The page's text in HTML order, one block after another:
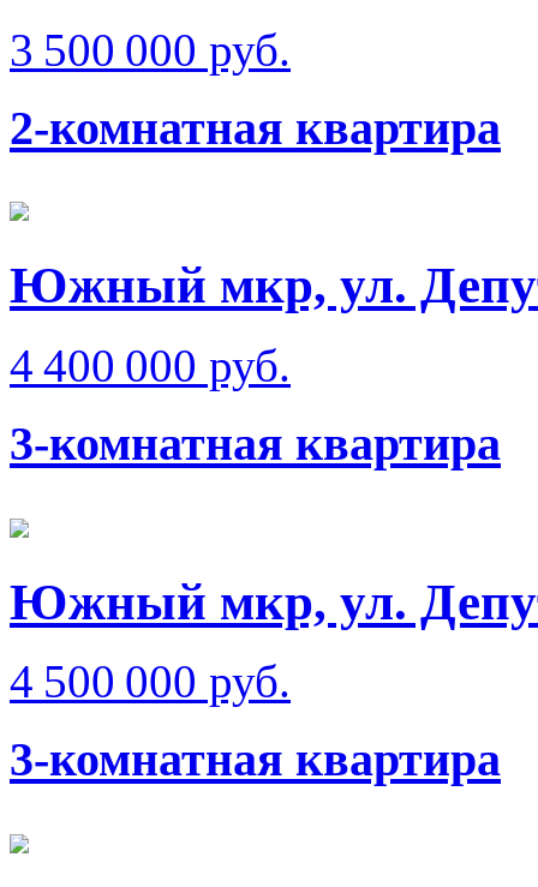
3 500 000 руб.
2-комнатная квартира
Южный мкр, ул.
4 400 000 руб.
3-комнатная квартира
Южный мкр, ул.
4 500 000 руб.
3-комнатная квартира